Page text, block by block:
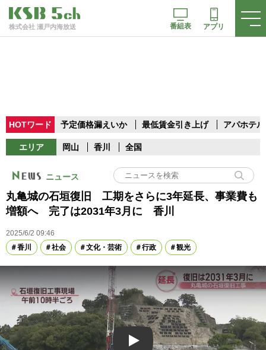
株式会社 瀬戸内海放送 番組表 アプリ
HOTワード 予定価格漏えいか 最低賃金引き上げ アパホテル
エリア 岡山 香川 全国
ニュース
丸亀城の石垣復旧 工期をさらに3年延長、事業費も
増額へ 完了は2031年3月に 香川
2025/6/2 09:46
香川
社会 文化・芸術 行政 観光
Play